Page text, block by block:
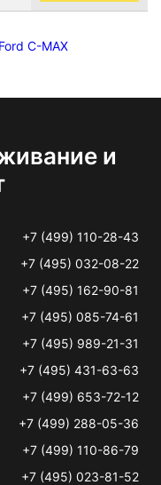
C-MAX
и
+7 (499) 110-28-43
+7 (495) 032-08-22
+7 (495) 162-90-81
+7 (495) 085-74-61
+7 (495) 989-21-31
+7 (495) 431-63-63
+7 (499) 653-72-12
+7 (499) 288-05-36
+7 (499) 110-86-79
+7 (495) 023-81-52